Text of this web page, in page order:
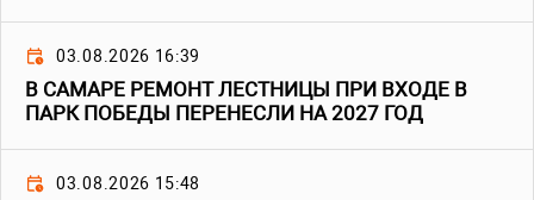
03.08.2026 16:39
В САМАРЕ РЕМОНТ ЛЕСТНИЦЫ ПРИ ВХОДЕ В
ПАРК ПОБЕДЫ ПЕРЕНЕСЛИ НА 2027 ГОД
03.08.2026 15:48